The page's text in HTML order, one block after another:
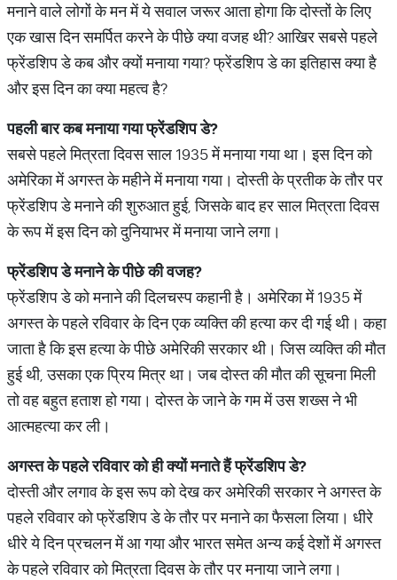
मनाने वाले लोगों के मन में ये सवाल जरूर आता होगा कि दोस्तों के लिए
एक खास दिन समर्पित करने के पीछे क्या वजह थी? आखिर सबसे पहले
फ्रेंडशिप डे कब और क्यों मनाया गया? फ्रेंडशिप डे का इतिहास क्या है
और इस दिन का क्या महत्व है?
पहली बार कब मनाया गया फ्रेंडशिप डे?
सबसे पहले मित्रता दिवस साल 1935 में मनाया गया था। इस दिन को
अमेरिका में अगस्त के महीने में मनाया गया। दोस्ती के प्रतीक के तौर पर
फ्रेंडशिप डे मनाने की शुरुआत हुई, जिसके बाद हर साल मित्रता दिवस
के रूप में इस दिन को दुनियाभर में मनाया जाने लगा।
फ्रेंडशिप डे मनाने के पीछे की वजह?
फ्रेंडशिप डे को मनाने की दिलचस्प कहानी है। अमेरिका में 1935 में
अगस्त के पहले रविवार के दिन एक व्यक्ति की हत्या कर दी गई थी। कहा
जाता है कि इस हत्या के पीछे अमेरिकी सरकार थी। जिस व्यक्ति की मौत
हुई थी, उसका एक प्रिय मित्र था। जब दोस्त की मौत की सूचना मिली
तो वह बहुत हताश हो गया। दोस्त के जाने के गम में उस शख्स ने भी
आत्महत्या कर ली।
अगस्त के पहले रविवार को ही क्यों मनाते हैं फ्रेंडशिप डे?
दोस्ती और लगाव के इस रूप को देख कर अमेरिकी सरकार ने अगस्त के
पहले रविवार को फ्रेंडशिप डे के तौर पर मनाने का फैसला लिया। धीरे
धीरे ये दिन प्रचलन में आ गया और भारत समेत अन्य कई देशों में अगस्त
के पहले रविवार को मित्रता दिवस के तौर पर मनाया जाने लगा।